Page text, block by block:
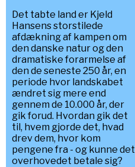
Det tabte land er Kjeld
Hansens storstilede
afdækning af kampen om
den danske natur og den
dramatiske forarmelse af
den de seneste 250 år, en
periode hvor landskabet
ændret sig mere end
gennem de 10.000 år, der
gik forud. Hvordan gik det
til, hvem gjorde det, hvad
drev dem, hvor kom
pengene fra - og kunne det
overhovedet betale sig?